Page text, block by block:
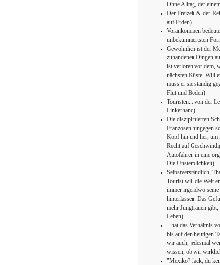
Ohne Alltag, der
Der Freizeit-&-der-
auf Erden)
Vorankommen
unbekümmertsten
Gewöhnlich ist der
zuhandenen Dingen
ist verloren vor dem,
nächsten Küste. Will
muss er sie ständig
Flut und Boden)
Touristen... von der
Linkerhand)
Die disziplinierten
Franzosen hingegen
Kopf hin und her, um
Recht auf
Autofahren in eine
Die Unsterblichkeit)
Selbstverständlich,
Tourist will die Welt
immer irgendwo
hinterlassen. Das
mehr Jungfrauen
Leben)
...hat das Verhältnis
bis auf den heutigen
wir auch, jedesmal
wissen, ob wir
"Mexiko? Jack, du